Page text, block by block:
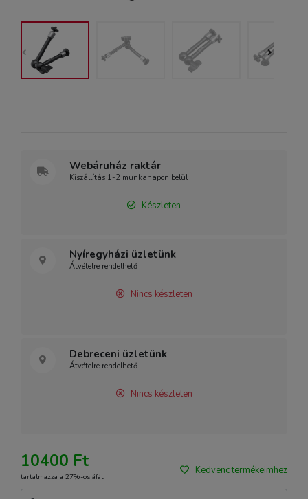
Webáruház raktár
Kiszállítás 1-2 munkanapon belül
Készleten
Nyíregyházi üzletünk
Átvételre rendelhető
Nincs készleten
Debreceni üzletünk
Átvételre rendelhető
Nincs készleten
10400 Ft
tartalmazza a 27%-os áfát
Kedvenc termékeimhez